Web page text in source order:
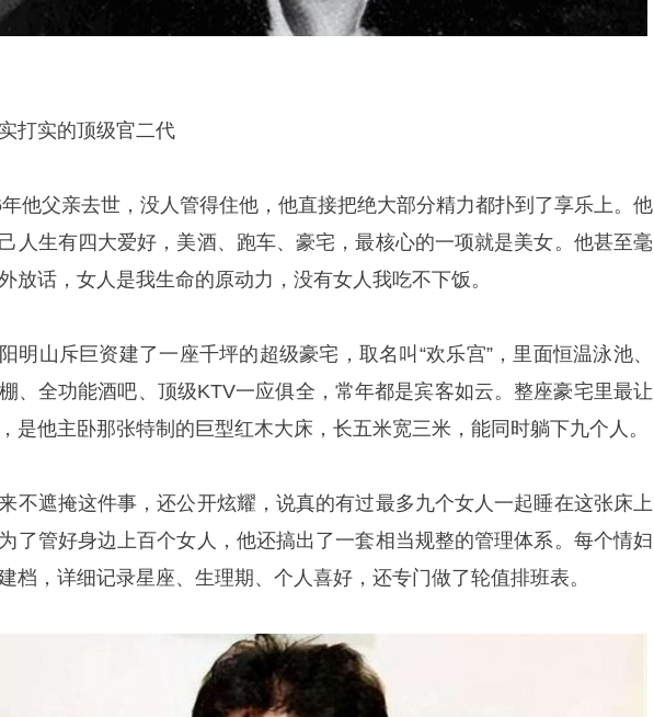
打实的顶级官二代
他父亲去世，没人管得住他，他直接把绝大部分精力都扑到了享乐上。他
人生有四大爱好，美酒、跑车、豪宅，最核心的一项就是美女。他甚至毫
放话，女人是我生命的原动力，没有女人我吃不下饭。
明山斥巨资建了一座千坪的超级豪宅，取名叫“欢乐宫”，里面恒温泳池、
、全功能酒吧、顶级KTV一应俱全，常年都是宾客如云。整座豪宅里最让
是他主卧那张特制的巨型红木大床，长五米宽三米，能同时躺下九个人。
不遮掩这件事，还公开炫耀，说真的有过最多九个女人一起睡在这张床上
了管好身边上百个女人，他还搞出了一套相当规整的管理体系。每个情妇
档，详细记录星座、生理期、个人喜好，还专门做了轮值排班表。